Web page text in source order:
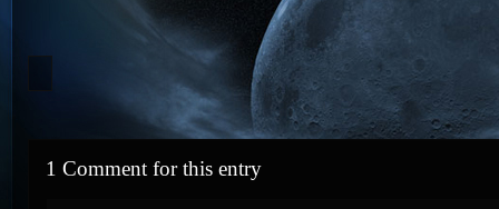
1 Comment for this entry